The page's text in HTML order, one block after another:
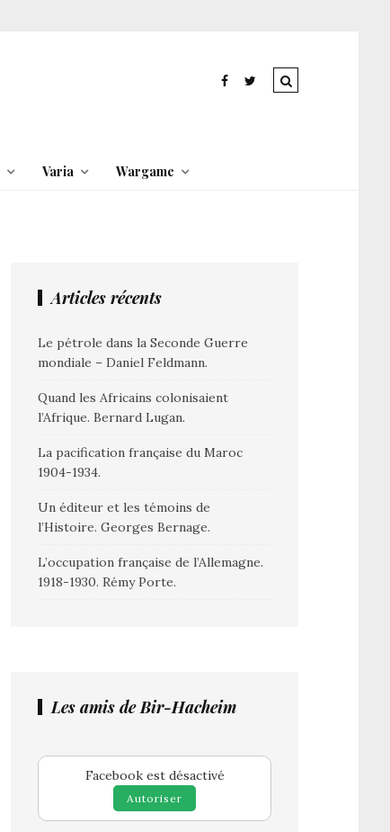
Varia Wargame
Articles récents
Le pétrole dans la Seconde Guerre
mondiale – Daniel Feldmann.
Quand les Africains colonisaient
l’Afrique. Bernard Lugan.
La pacification française du Maroc
1904-1934.
Un éditeur et les témoins de
l’Histoire. Georges Bernage.
L’occupation française de l’Allemagne.
1918-1930. Rémy Porte.
Les amis de Bir-Hacheim
Facebook est désactivé
Autoriser